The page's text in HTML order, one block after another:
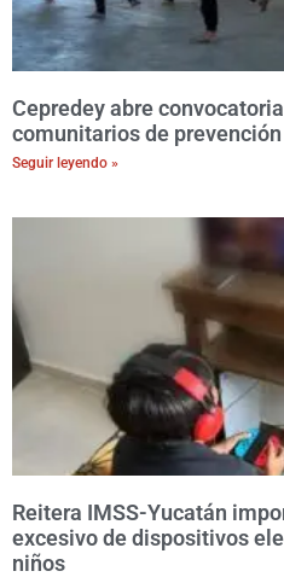
Cepredey abre
comunitarios de
Seguir leyendo »
Reitera IMSS-Yucatán
excesivo de dispositivos
niños